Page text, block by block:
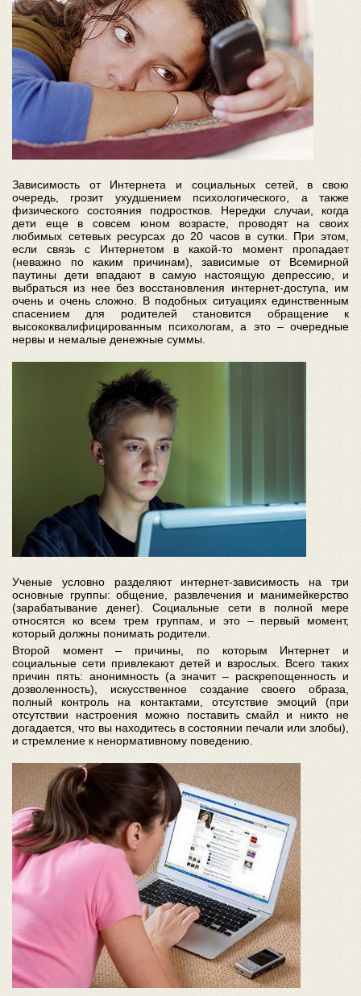
Зависимость от Интернета и социальных сетей, в свою
очередь, грозит ухудшением психологического, а также
физического состояния подростков. Нередки случаи, когда
дети еще в совсем юном возрасте, проводят на своих
любимых сетевых ресурсах до 20 часов в сутки. При этом,
если связь с Интернетом в какой-то момент пропадает
(неважно по каким причинам), зависимые от Всемирной
паутины дети впадают в самую настоящую депрессию, и
выбраться из нее без восстановления интернет-доступа, им
очень и очень сложно. В подобных ситуациях единственным
спасением для родителей становится обращение к
высококвалифицированным психологам, а это – очередные
нервы и немалые денежные суммы.
Ученые условно разделяют интернет-зависимость на три
основные группы: общение, развлечения и манимейкерство
(зарабатывание денег). Социальные сети в полной мере
относятся ко всем трем группам, и это – первый момент,
который должны понимать родители.
Второй момент – причины, по которым Интернет и
социальные сети привлекают детей и взрослых. Всего таких
причин пять: анонимность (а значит – раскрепощенность и
дозволенность), искусственное создание своего образа,
полный контроль на контактами, отсутствие эмоций (при
отсутствии настроения можно поставить смайл и никто не
догадается, что вы находитесь в состоянии печали или злобы),
и стремление к ненормативному поведению.